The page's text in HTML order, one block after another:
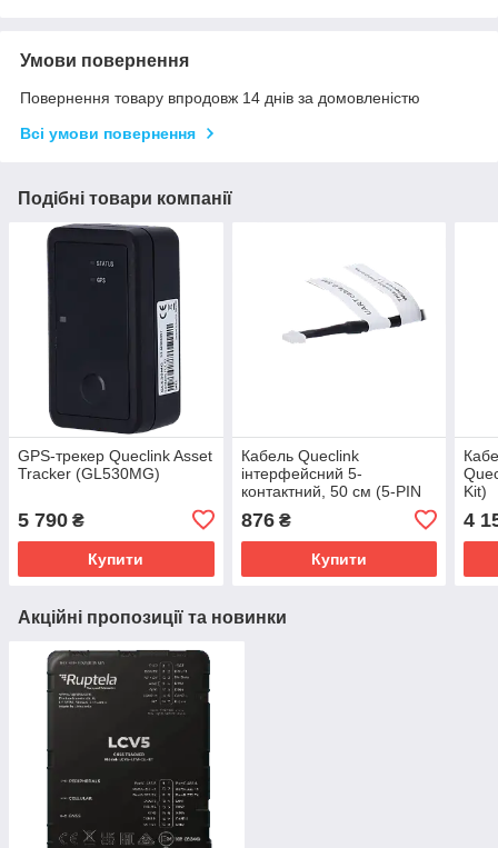
Умови повернення
Повернення товару впродовж 14 днів за домовленістю
Всі умови повернення
Подібні товари компанії
GPS-трекер Queclink Asset
Tracker (GL530MG)
5 790 ₴
Купити
Кабель Queclink
інтерфейсний 5-
контактний, 50 см (5-PIN
876₴
Купити
Kit)
4
Акційні пропозиції та новинки